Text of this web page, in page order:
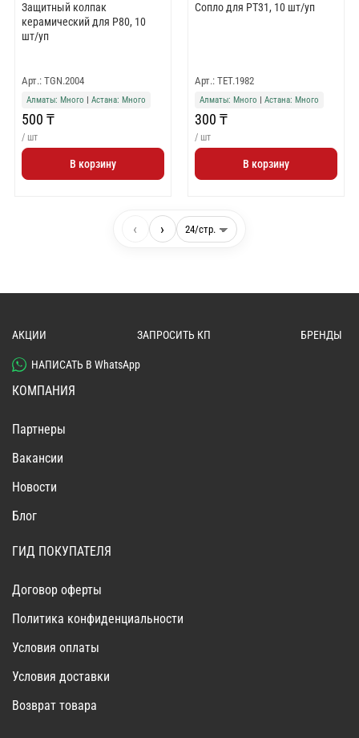
Защитный колпак
керамический для Р80, 10
шт/уп
Арт.: TGN.2004
Алматы: Много Астана: Много
500 ₸
/ шт
В корзину
Сопло для РТ31, 10 шт/уп
Арт.: TET.1982
Алматы: Много Астана: Много
300 ₸
/ шт
В корзину
‹ ›
АКЦИИ ЗАПРОСИТЬ КП БРЕНДЫ
НАПИСАТЬ В WhatsApp
КОМПАНИЯ
Партнеры
Вакансии
Новости
Блог
ГИД ПОКУПАТЕЛЯ
Договор оферты
Политика конфиденциальности
Условия оплаты
Условия доставки
Возврат товара